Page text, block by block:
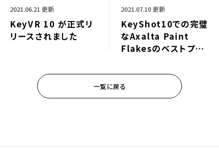
2021.06.21 更新
KeyVR 10 が正式リ
リースされました
2021.07.10 更新
KeyShot10での完璧
なAxalta Paint
Flakesのベストプラ
一覧に戻る